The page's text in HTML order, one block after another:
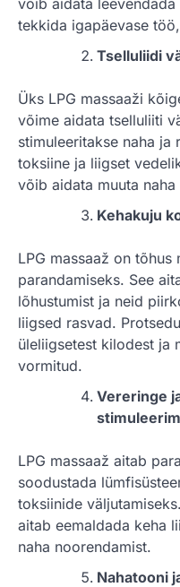
võib aidata
tekkida igapäevase
Tselluliidi
Üks LPG massaaži
võime aidata tselluliiti
stimuleeritakse naha ja
toksiine ja liigset
võib aidata muuta
Kehakuju
LPG massaaž on tõhus
parandamiseks. See
lõhustumist ja neid
liigsed rasvad.
üleliigsetest kilodest ja
vormitud.
Vereringe
LPG massaaž aitab
soodustada
toksiinide
aitab eemaldada keha
naha noorendamist.
Nahatooni